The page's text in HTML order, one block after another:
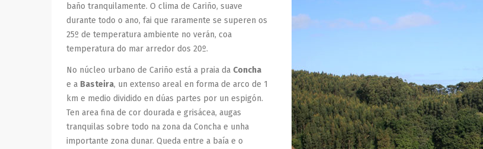
baño tranquilamente. O clima de Cariño, suave
durante todo o ano, fai que raramente se superen os
25º de temperatura ambiente no verán, coa
temperatura do mar arredor dos 20º.
No núcleo urbano de Cariño está a praia da Concha
e a Basteira, un extenso areal en forma de arco de 1
km e medio dividido en dúas partes por un espigón.
Ten area fina de cor dourada e grisácea, augas
tranquilas sobre todo na zona da Concha e unha
importante zona dunar. Queda entre a baía e o